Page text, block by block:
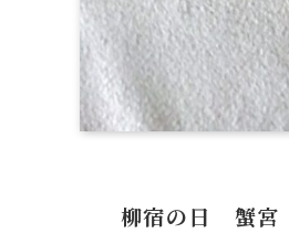
柳宿の日 蟹宮